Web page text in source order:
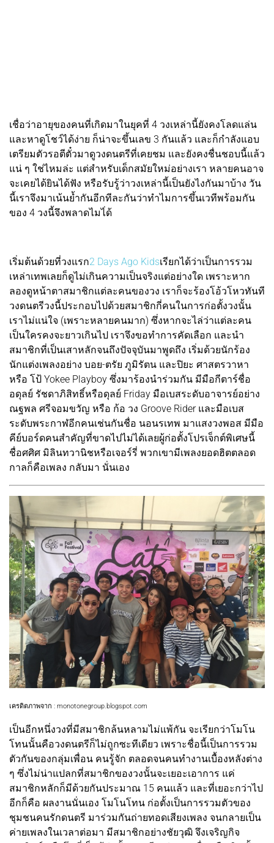
เชื่อว่าอายุของคนที่เกิดมาในยุคที่ 4 วงเหล่านี้ยังคงโลดแล่น
และหาดูโชว์ได้ง่าย ก็น่าจะขึ้นเลข 3 กันแล้ว และก็กำลังแอบ
เตรียมตัวรอตีตั๋วมาดูวงดนตรีที่เคยชม และยังคงชื่นชอบนี้แล้ว
แน่ ๆ ใช่ไหมล่ะ แต่สำหรับเด็กสมัยใหม่อย่างเรา หลายคนอาจ
จะเคยได้ยินได้ฟัง หรือรับรู้ว่าวงเหล่านี้เป็นยังไงกันมาบ้าง วัน
นี้เราจึงมาเน้นย้ำกันอีกทีละกันว่าทำไมการขึ้นเวทีพร้อมกัน
ของ 4 วงนี้จึงพลาดไมไ่ด้
เริ่มต้นด้วยที่วงแรก2 Days Ago Kidsเรียกได้ว่าเป็นการรวม
เหล่าเทพเลยก็ดูไม่เกินความเป็นจริงแต่อย่างใด เพราะหาก
ลองดูหน้าตาสมาชิกแต่ละคนของวง เราก็จะร้องโอ้วโหวทันที
วงดนตรีวงนี้ประกอบไปด้วยสมาชิกกี่คนในการก่อตั้งวงนั้น
เราไม่แน่ใจ (เพราะหลายคนมาก) ซึ่งหากจะไล่ว่าแต่ละคน
เป็นใครคงจะยาวเกินไป เราจึงขอทำการคัดเลือก และนำ
สมาชิกที่เป็นเสาหลักจนถึงปัจจุบันมาพูดถึง เริ่มด้วยนักร้อง
นักแต่งเพลงอย่าง บอย-ตรัย ภูมิรัตน และปิยะ ศาสตรวาหา
หรือ โป้ Yokee Playboy ซึ่งมาร้องนำร่วมกัน มีมือกีตาร์ชื่อ
อดุลย์ รัชดาภิสิทธิ์หรือดุลย์ Friday มือเบสระดับอาจารย์อย่าง
ณฐพล ศรีจอมขวัญ หรือ ก้อ วง Groove Rider และมือเบส
ระดับพระกาฬอีกคนเช่นกันชื่อ นอนรเทพ มาแสงวงพอส มีมือ
คีย์บอร์ดคนสำคัญที่ขาดไปไม่ได้เลยผู้ก่อตั้งโปรเจ็กต์พิเศษนี้
ชื่อศศิศ มิลินทวานิชหรือเจอร์รี่ พวกเขามีเพลงยอดฮิตตลอด
กาลก็คือเพลง กลับมา นั่นเอง
เครดิตภาพจาก : monotonegroup.blogspot.com
เป็นอีกหนึ่งวงที่มีสมาชิกล้นหลามไม่แพ้กัน จะเรียกว่าโมโน
โทนนั้นคือวงดนตรีก็ไม่ถูกซะทีเดียว เพราะชื่อนี้เป็นการรวม
ตัวกันของกลุ่มเพื่อน คนรู้จัก ตลอดจนคนทำงานเบื้องหลังต่าง
ๆ ซึ่งไม่น่าแปลกที่สมาชิกของวงนั้นจะเยอะเอาการ แค่
สมาชิกหลักก็มีด้วยกันประมาณ 15 คนแล้ว และที่เยอะกว่าไป
อีกก็คือ ผลงานนั่นเอง โมโนโทน ก่อตั้งเป็นการรวมตัวของ
ชุมชนคนรักดนตรี มาร่วมกันถ่ายทอดเสียงเพลง จนกลายเป็น
ค่ายเพลงในเวลาต่อมา มีสมาชิกอย่างชัยวุฒิ จึงเจริญกิจ